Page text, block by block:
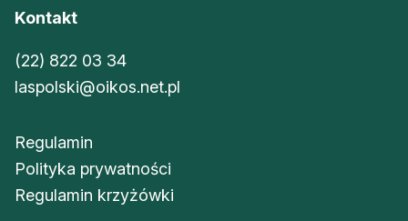
Kontakt
(22) 822 03 34
laspolski@oikos.net.pl
Regulamin
Polityka prywatności
Regulamin krzyżówki